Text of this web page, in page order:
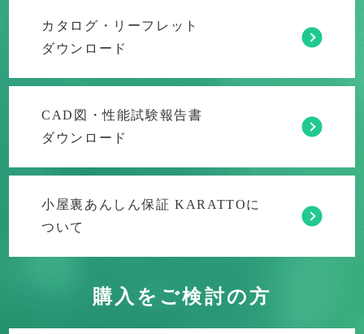
カタログ・リーフレット
ダウンロード
CAD図・性能試験報告書
ダウンロード
小屋裏あんしん保証 KARATTOに
ついて
購入をご検討の方